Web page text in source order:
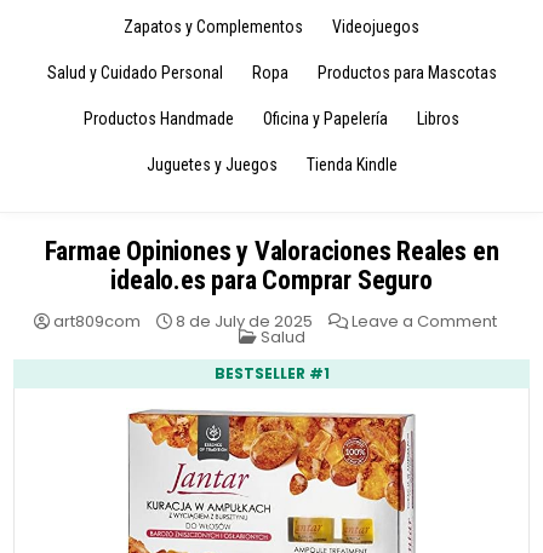
Zapatos y Complementos Videojuegos
Salud y Cuidado Personal Ropa Productos para Mascotas
Productos Handmade Oficina y Papelería Libros
Juguetes y Juegos Tienda Kindle
Farmae Opiniones y Valoraciones Reales en
idealo.es para Comprar Seguro
art809com 8 de July de 2025 Leave a Commenton
y
Posted
Salud
BESTSELLER #1